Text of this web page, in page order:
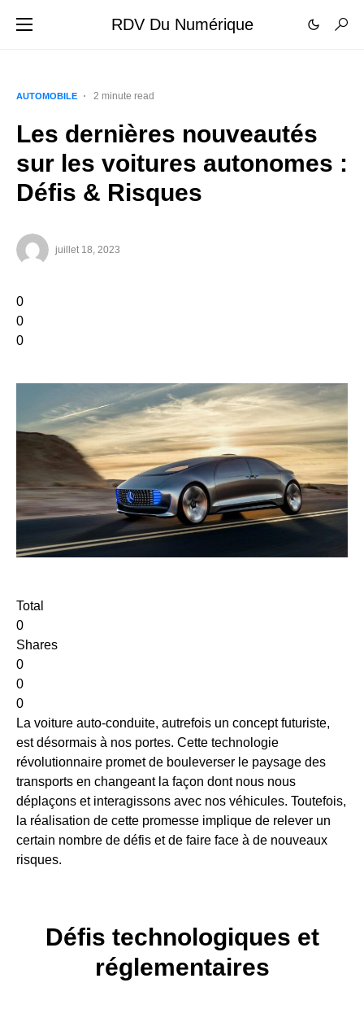
RDV Du Numérique
AUTOMOBILE 2 minute read
Les dernières nouveautés
sur les voitures autonomes :
Défis & Risques
juillet 18, 2023
0
0
0
Total
0
Shares
0
0
0
La voiture auto-conduite, autrefois un concept futuriste,
est désormais à nos portes. Cette technologie
révolutionnaire promet de bouleverser le paysage des
transports en changeant la façon dont nous nous
déplaçons et interagissons avec nos véhicules. Toutefois,
la réalisation de cette promesse implique de relever un
certain nombre de défis et de faire face à de nouveaux
risques.
Défis technologiques et
réglementaires